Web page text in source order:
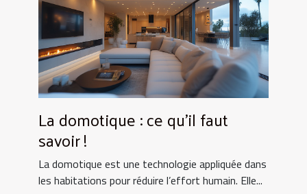
La domotique : ce qu’il faut
savoir !
La domotique est une technologie appliquée dans
les habitations pour réduire l’effort humain. Elle...